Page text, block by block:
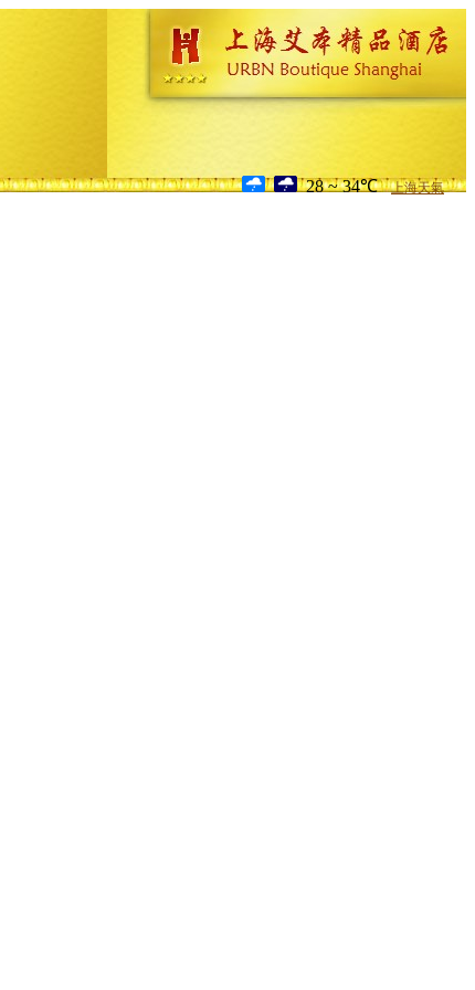
28 ~ 34℃ 上海天氣